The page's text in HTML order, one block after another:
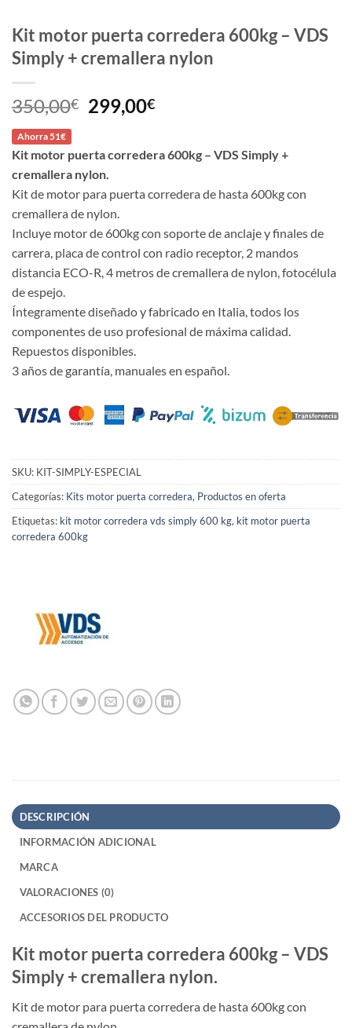
Kit motor puerta corredera 600kg – VDS
Simply + cremallera nylon
350,00€ El
precio
era:
350,00€.
299,00€El
es:
Ahorra 51€
Kit motor puerta corredera 600kg – VDS Simply +
cremallera nylon.
Kit de motor para puerta corredera de hasta 600kg con
cremallera de nylon.
Incluye motor de 600kg con soporte de anclaje y finales de
carrera, placa de control con radio receptor, 2 mandos
distancia ECO-R, 4 metros de cremallera de nylon, fotocélula
de espejo.
Íntegramente diseñado y fabricado en Italia, todos los
componentes de uso profesional de máxima calidad.
Repuestos disponibles.
3 años de garantía, manuales en español.
SKU: KIT-SIMPLY-ESPECIAL
Categorías: Kits motor puerta corredera, Productos en oferta
Etiquetas: kit motor corredera vds simply 600 kg, kit motor puerta
corredera 600kg
DESCRIPCIÓN
INFORMACIÓN ADICIONAL
MARCA
VALORACIONES (0)
ACCESORIOS DEL PRODUCTO
Kit motor puerta corredera 600kg – VDS
Simply + cremallera nylon.
Kit de motor para puerta corredera de hasta 600kg con